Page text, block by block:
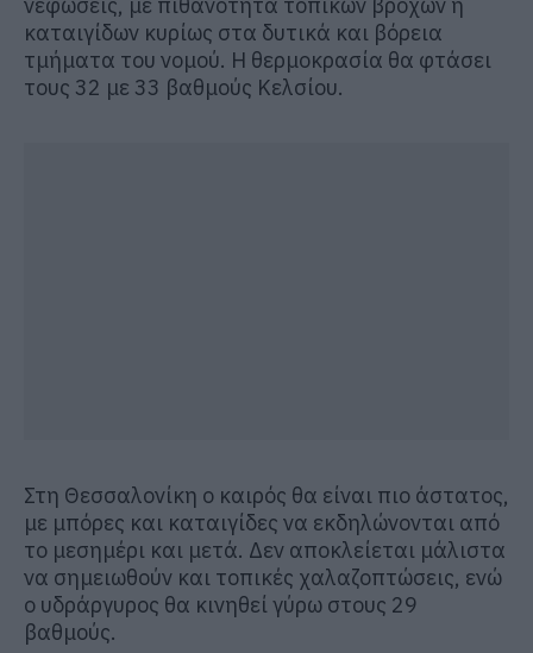
καταιγίδων κυρίως στα δυτικά και βόρεια
τμήματα του νομού. Η θερμοκρασία θα φτάσει
τους 32 με 33 βαθμούς Κελσίου.
Στη Θεσσαλονίκη ο καιρός θα είναι πιο άστατος,
με μπόρες και καταιγίδες να εκδηλώνονται από
το μεσημέρι και μετά. Δεν αποκλείεται μάλιστα
να σημειωθούν και τοπικές χαλαζοπτώσεις, ενώ
ο υδράργυρος θα κινηθεί γύρω στους 29
βαθμούς.